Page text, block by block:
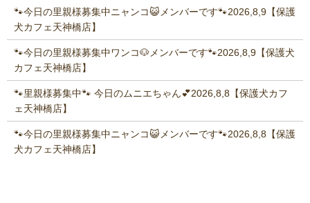
🐾今日の里親様募集中ニャンコ😺メンバーです🐾2026,8,9【保護
犬カフェ天神橋店】
🐾今日の里親様募集中ワンコ🐶メンバーです🐾2026,8,9【保護犬
カフェ天神橋店】
🐾里親様募集中🐾 今日のムニエちゃん💕2026,8,8【保護犬カフ
ェ天神橋店】
🐾今日の里親様募集中ニャンコ😺メンバーです🐾2026,8,8【保護
犬カフェ天神橋店】